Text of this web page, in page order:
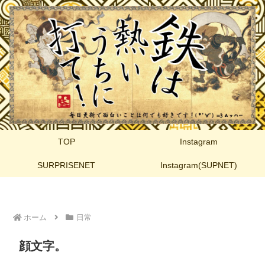
TOP Instagram
SURPRISENET Instagram(SUPNET)
ホーム 日常
顔文字。